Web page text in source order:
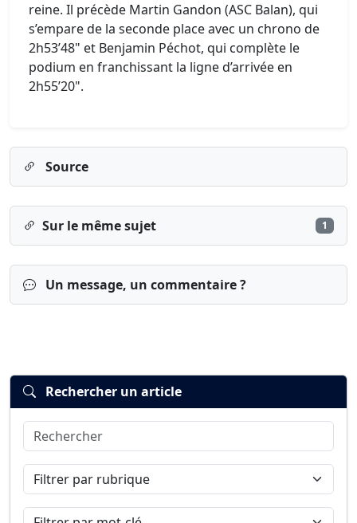
reine. Il précède Martin Gandon (ASC Balan), qui
s’empare de la seconde place avec un chrono de
2h53’48" et Benjamin Péchot, qui complète le
podium en franchissant la ligne d’arrivée en
2h55’20".
Source
Sur le même sujet 1
Un message, un commentaire ?
Connexion
Rechercher un article
Rechercher
Filtrer par rubrique
Filtrer par mot-clé